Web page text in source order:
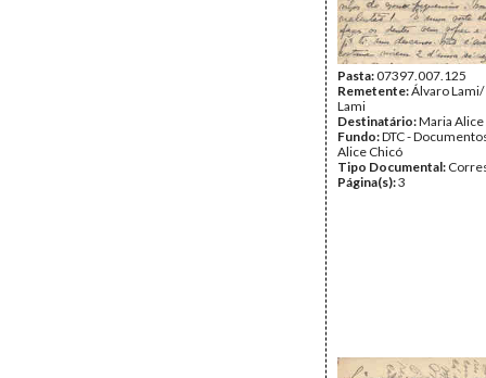
Pasta:07397.007.125
Remetente:Álvaro
Lami
Destinatário:Maria Alice
Fundo:DTC -
Alice Chicó
Tipo Documental:
Página(s):3